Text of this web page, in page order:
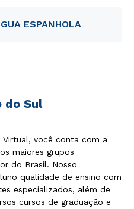
ESPANHOLA
do Sul
Virtual, você conta com a
maiores grupos
do Brasil. Nosso
qualidade de ensino com
especializados, além de
cursos de graduação e